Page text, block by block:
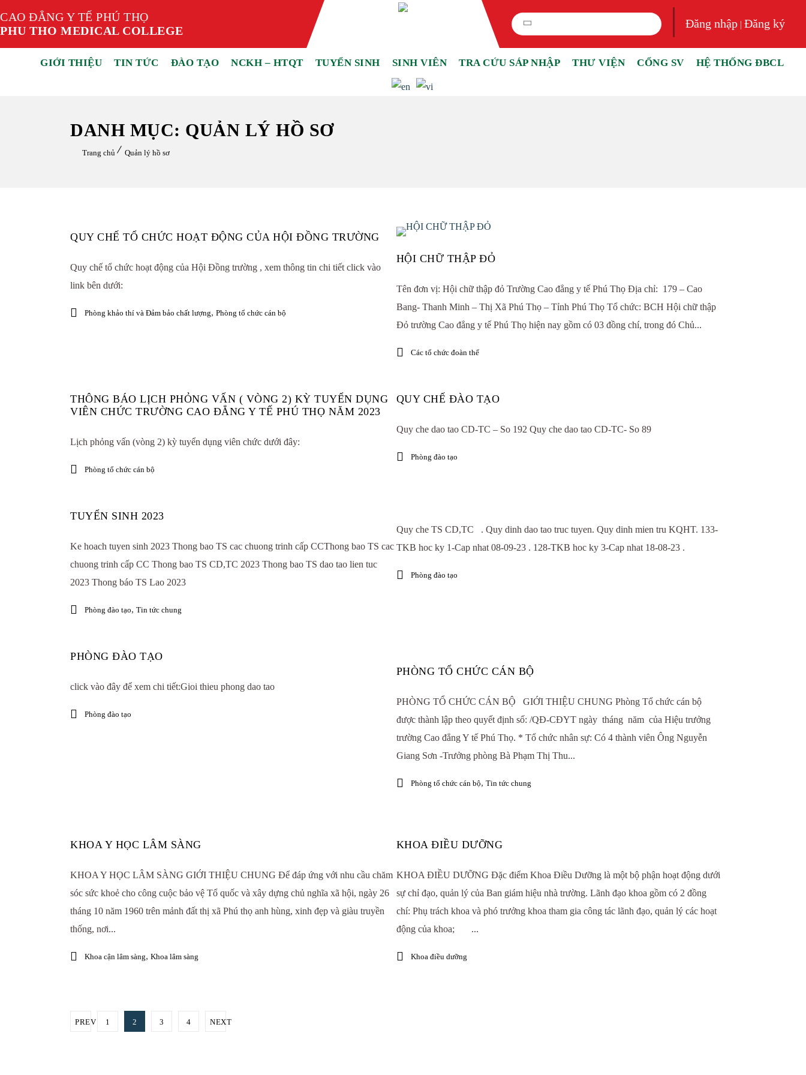
CAO ĐẲNG Y TẾ PHÚ THỌ
PHU THO MEDICAL COLLEGE
Đăng nhập |Đăng ký
GIỚI THIỆU TIN TỨC ĐÀO TẠO NCKH – HTQT TUYỂN SINH SINH VIÊN TRA CỨU SÁP NHẬP THƯ VIỆN CỔNG SV HỆ THỐNG ĐBCL
DANH MỤC: QUẢN LÝ HỒ SƠ
Trang chủ Quản lý hồ sơ
QUY CHẾ TỔ CHỨC HOẠT ĐỘNG CỦA HỘI ĐỒNG TRƯỜNG
Quy chế tổ chức hoạt động của Hội Đồng trường , xem thông tin chi tiết click vào
link bên dưới:
Phòng khảo thí và Đảm bảo chất lượng, Phòng tổ chức cán bộ
HỘI CHỮ THẬP ĐỎ
Tên đơn vị: Hội chữ thập đỏ Trường Cao đẳng y tế Phú Thọ Địa chỉ: 179 – Cao
Bang- Thanh Minh – Thị Xã Phú Thọ – Tỉnh Phú Thọ Tổ chức: BCH Hội chữ thập
Đỏ trường Cao đẳng y tế Phú Thọ hiện nay gồm có 03 đồng chí, trong đó Chủ...
Các tổ chức đoàn thể
THÔNG BÁO LỊCH PHỎNG VẤN ( VÒNG 2) KỲ TUYỂN DỤNG
VIÊN CHỨC TRƯỜNG CAO ĐẲNG Y TẾ PHÚ THỌ NĂM 2023
Lịch phỏng vấn (vòng 2) kỳ tuyển dụng viên chức dưới đây:
Phòng tổ chức cán bộ
QUY CHẾ ĐÀO TẠO
Quy che dao tao CD-TC – So 192 Quy che dao tao CD-TC- So 89
Phòng đào tạo
TUYỂN SINH 2023
Ke hoach tuyen sinh 2023 Thong bao TS cac chuong trinh cấp CCThong bao TS cac
chuong trinh cấp CC Thong bao TS CD,TC 2023 Thong bao TS dao tao lien tuc
2023 Thong báo TS Lao 2023
Phòng đào tạo, Tin tức chung
Quy che TS CD,TC . Quy dinh dao tao truc tuyen. Quy dinh mien tru KQHT. 133-
TKB hoc ky 1-Cap nhat 08-09-23 . 128-TKB hoc ky 3-Cap nhat 18-08-23 .
Phòng đào tạo
PHÒNG ĐÀO TẠO
click vào đây để xem chi tiết:Gioi thieu phong dao tao
Phòng đào tạo
PHÒNG TỔ CHỨC CÁN BỘ
PHÒNG TỔ CHỨC CÁN BỘ GIỚI THIỆU CHUNG Phòng Tổ chức cán bộ
được thành lập theo quyết định số: /QĐ-CĐYT ngày tháng năm của Hiệu trưởng
trường Cao đẳng Y tế Phú Thọ. * Tổ chức nhân sự: Có 4 thành viên Ông Nguyễn
Giang Sơn -Trưởng phòng Bà Phạm Thị Thu...
Phòng tổ chức cán bộ, Tin tức chung
KHOA Y HỌC LÂM SÀNG
KHOA Y HỌC LÂM SÀNG GIỚI THIỆU CHUNG Để đáp ứng với nhu cầu chăm
sóc sức khoẻ cho công cuộc bảo vệ Tổ quốc và xây dựng chủ nghĩa xã hội, ngày 26
tháng 10 năm 1960 trên mảnh đất thị xã Phú thọ anh hùng, xinh đẹp và giàu truyền
thống, nơi...
Khoa cận lâm sàng, Khoa lâm sàng
KHOA ĐIỀU DƯỠNG
KHOA ĐIỀU DƯỠNG Đặc điểm Khoa Điều Dưỡng là một bộ phận hoạt động dưới
sự chỉ đạo, quản lý của Ban giám hiệu nhà trường. Lãnh đạo khoa gồm có 2 đồng
chí: Phụ trách khoa và phó trưởng khoa tham gia công tác lãnh đạo, quản lý các hoạt
động của khoa; ...
Khoa điều dưỡng
PREV 1 2 3 4 NEXT